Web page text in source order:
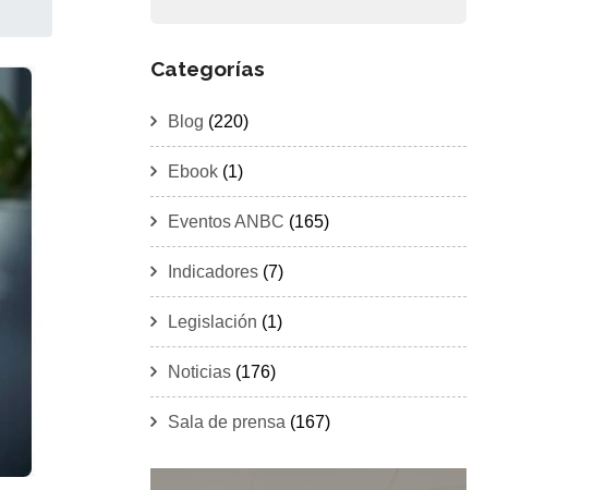
Categorías
Blog (220)
Ebook (1)
Eventos ANBC (165)
Indicadores (7)
Legislación (1)
Noticias (176)
Sala de prensa (167)